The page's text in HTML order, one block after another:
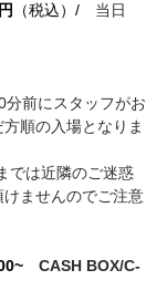
（税込）/ 当日
分前にスタッフがお
順の入場となりま
では近隣のご迷惑
ませんのでご注意
CASH BOX/C-